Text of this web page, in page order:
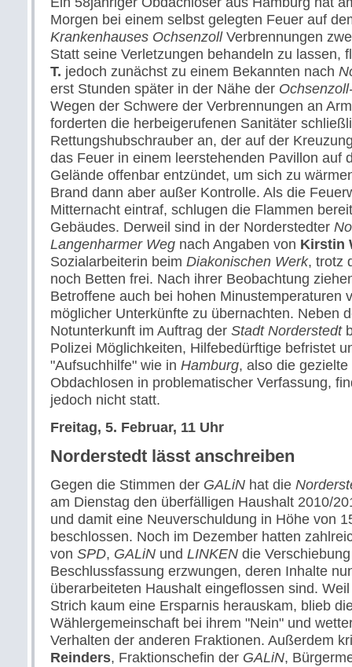
Morgen bei einem selbst gelegten Feuer auf
Krankenhauses OchsenzollVerbrennungen
Statt seine Verletzungen behandeln zu lassen,
T. jedoch zunächst zu einem Bekannten nach
erst Stunden später in der Nähe der
Wegen der Schwere der Verbrennungen an
forderten die herbeigerufenen Sanitäter
Rettungshubschrauber an, der auf der
das Feuer in einem leerstehenden Pavillon auf
Gelände offenbar entzündet, um sich zu
Brand dann aber außer Kontrolle. Als die
Mitternacht eintraf, schlugen die Flammen
Gebäudes. Derweil sind in der Norderstedter
Langenharmer Weg nach Angaben von Kirstin
Sozialarbeiterin beim Diakonischen Werk, trotz
noch Betten frei. Nach ihrer Beobachtung
Betroffene auch bei hohen Minustemperaturen
möglicher Unterkünfte zu übernachten. Neben
Notunterkunft im Auftrag der Stadt Norderstedt
Polizei Möglichkeiten, Hilfebedürftige befristet
"Aufsuchhilfe" wie in Hamburg, also die
Obdachlosen in problematischer Verfassung,
jedoch nicht statt.
Freitag, 5. Februar, 11 Uhr
Norderstedt lässt anschreiben
Gegen die Stimmen der GALiN hat die
am Dienstag den überfälligen Haushalt 2010/
und damit eine Neuverschuldung in Höhe von
beschlossen. Noch im Dezember hatten
von SPD, GALiN und LINKEN die
Beschlussfassung erzwungen, deren Inhalte
überarbeiteten Haushalt eingeflossen sind.
Strich kaum eine Ersparnis herauskam, blieb
Wählergemeinschaft bei ihrem "Nein" und
Verhalten der anderen Fraktionen. Außerdem
Reinders, Fraktionschefin der GALiN,